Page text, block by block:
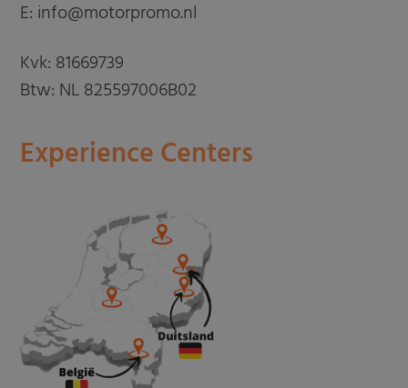
E: info@motorpromo.nl
Kvk: 81669739
Btw: NL 825597006B02
Experience Centers